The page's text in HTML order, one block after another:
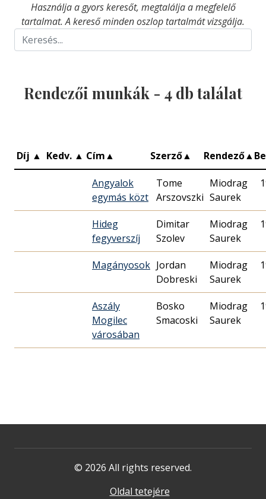
Használja a gyors keresőt, megtalálja a megfelelő
tartalmat. A kereső minden oszlop tartalmát vizsgálja.
Rendezői munkák - 4 db találat
Díj ▲ Kedv. ▲ Cím▲ Szerző▲ Rendező▲
Angyalok
egymás közt
Tome
Arszovszki
Miodrag
Saurek
Hideg
fegyverszíj
Dimitar
Szolev
Miodrag
Saurek
Magányosok Jordan
Dobreski
Miodrag
Saurek
Aszály
Mogilec
városában
Bosko
Smacoski
Miodrag
Saurek
© 2026 All rights reserved.
Oldal tetejére